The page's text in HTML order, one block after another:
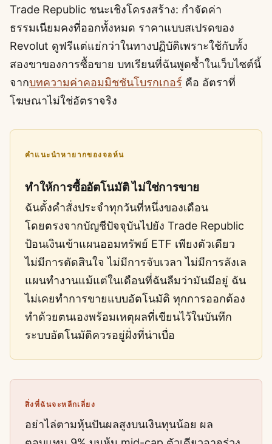
Trade Republic ชนะเชิงโครงสร้าง: กำจัดค่า
ธรรมเนียมคงที่ออกทั้งหมด ราคาแบบสเปรดของ
Revolut ดูฟรีแต่แย่กว่าในทางปฏิบัติเพราะใช้กับทั้ง
สองขาของการซื้อขาย บทเรียนที่ฉันพูดซ้ำในเว็บไซต์นี้
จากบทความค่าคอมมิชชันโบรกเกอร์ คือ อัตราที่
โฆษณาไม่ใช่อัตราจริง
คำแนะนำหายากของจอห์น
ทำให้การซื้ออัตโนมัติ ไม่ใช่การขาย
ฉันตั้งคำสั่งประจำทุกวันที่หนึ่งของเดือน
โดยตรงจากบัญชีปัจจุบันไปยัง Trade Republic
ป้อนเงินเข้าแผนออมทรัพย์ ETF เพียงตัวเดียว
ไม่มีการตัดสินใจ ไม่มีการจับเวลา ไม่มีการลังเล
แผนทำงานแม้แต่ในเดือนที่ฉันลืมว่ามันมีอยู่ ฉัน
ไม่เคยทำการขายแบบอัตโนมัติ ทุกการออกต้อง
ทำด้วยตนเองพร้อมเหตุผลที่เขียนไว้ในบันทึก
ระบบอัตโนมัติควรอยู่ฝั่งที่น่าเบื่อ
สิ่งที่ฉันจะหลีกเลี่ยง
อย่าไล่ตามหุ้นปันผลสูงบนเงินทุนน้อย ผล